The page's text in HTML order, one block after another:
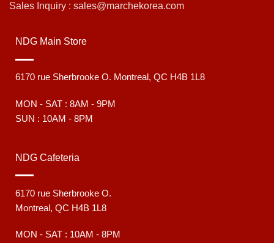
Sales Inquiry : sales@marchekorea.com
NDG Main Store
6170 rue Sherbrooke O. Montreal, QC H4B 1L8
MON - SAT : 8AM - 9PM
SUN : 10AM - 8PM
NDG Cafeteria
6170 rue Sherbrooke O.
Montreal, QC H4B 1L8
MON - SAT : 10AM - 8PM